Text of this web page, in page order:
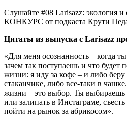
Слушайте #08 Larisazz: экология и
КОНКУРС от подкаста Крути
Цитаты из выпуска с Larisazz
«Для меня осознанность – когда
зачем так поступаешь и что
жизни: я иду за кофе – и либо беру
стаканчике, либо все-таки в
жизни – это выбор. Ты выбираешь
или залипать в Инстаграме,
пойти на рынок за абрикосом».